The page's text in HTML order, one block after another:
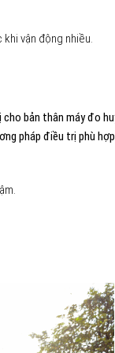
vận động nhiều.
bản thân máy đo
pháp điều trị phù